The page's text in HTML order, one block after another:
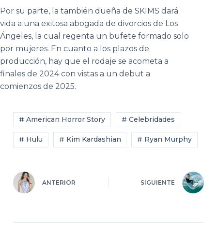
Por su parte, la también dueña de SKIMS dará
vida a una exitosa abogada de divorcios de Los
Ángeles, la cual regenta un bufete formado solo
por mujeres. En cuanto a los plazos de
producción, hay que el rodaje se acometa a
finales de 2024 con vistas a un debut a
comienzos de 2025.
# American Horror Story # Celebridades
# Hulu # Kim Kardashian # Ryan Murphy
ANTERIOR SIGUIENTE